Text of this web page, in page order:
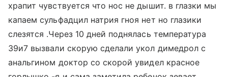
храпит чувствуется что нос не дышит. в глазки мы
капаем сульфадцил натрия гноя нет но глазики
слезятся .Через 10 дней поднялась температура
39и7 вызвали скорую сделали укол димедрол с
анальгином доктор со скорой увидел красное